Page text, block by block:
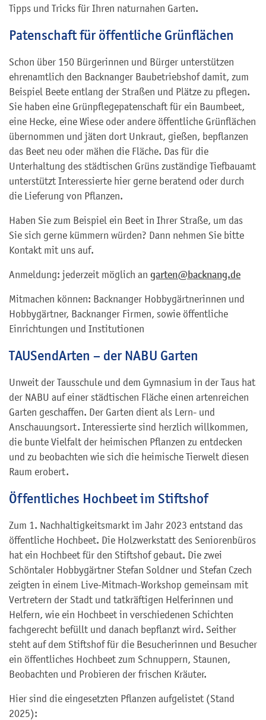
Tipps und Tricks für Ihren naturnahen Garten.
Patenschaft für öffentliche Grünflächen
Schon über 150 Bürgerinnen und Bürger unterstützen
ehrenamtlich den Backnanger Baubetriebshof damit, zum
Beispiel Beete entlang der Straßen und Plätze zu pflegen.
Sie haben eine Grünpflegepatenschaft für ein Baumbeet,
eine Hecke, eine Wiese oder andere öffentliche Grünflächen
übernommen und jäten dort Unkraut, gießen, bepflanzen
das Beet neu oder mähen die Fläche. Das für die
Unterhaltung des städtischen Grüns zuständige Tiefbauamt
unterstützt Interessierte hier gerne beratend oder durch
die Lieferung von Pflanzen.
Haben Sie zum Beispiel ein Beet in Ihrer Straße, um das
Sie sich gerne kümmern würden? Dann nehmen Sie bitte
Kontakt mit uns auf.
Anmeldung: jederzeit möglich an garten@backnang.de
Mitmachen können: Backnanger Hobbygärtnerinnen und
Hobbygärtner, Backnanger Firmen, sowie öffentliche
Einrichtungen und Institutionen
TAUSendArten – der NABU Garten
Unweit der Tausschule und dem Gymnasium in der Taus hat
der NABU auf einer städtischen Fläche einen artenreichen
Garten geschaffen. Der Garten dient als Lern- und
Anschauungsort. Interessierte sind herzlich willkommen,
die bunte Vielfalt der heimischen Pflanzen zu entdecken
und zu beobachten wie sich die heimische Tierwelt diesen
Raum erobert.
Öffentliches Hochbeet im Stiftshof
Zum 1. Nachhaltigkeitsmarkt im Jahr 2023 entstand das
öffentliche Hochbeet. Die Holzwerkstatt des Seniorenbüros
hat ein Hochbeet für den Stiftshof gebaut. Die zwei
Schöntaler Hobbygärtner Stefan Soldner und Stefan Czech
zeigten in einem Live-Mitmach-Workshop gemeinsam mit
Vertretern der Stadt und tatkräftigen Helferinnen und
Helfern, wie ein Hochbeet in verschiedenen Schichten
fachgerecht befüllt und danach bepflanzt wird. Seither
steht auf dem Stiftshof für die Besucherinnen und Besucher
ein öffentliches Hochbeet zum Schnuppern, Staunen,
Beobachten und Probieren der frischen Kräuter.
Hier sind die eingesetzten Pflanzen aufgelistet (Stand
2025):